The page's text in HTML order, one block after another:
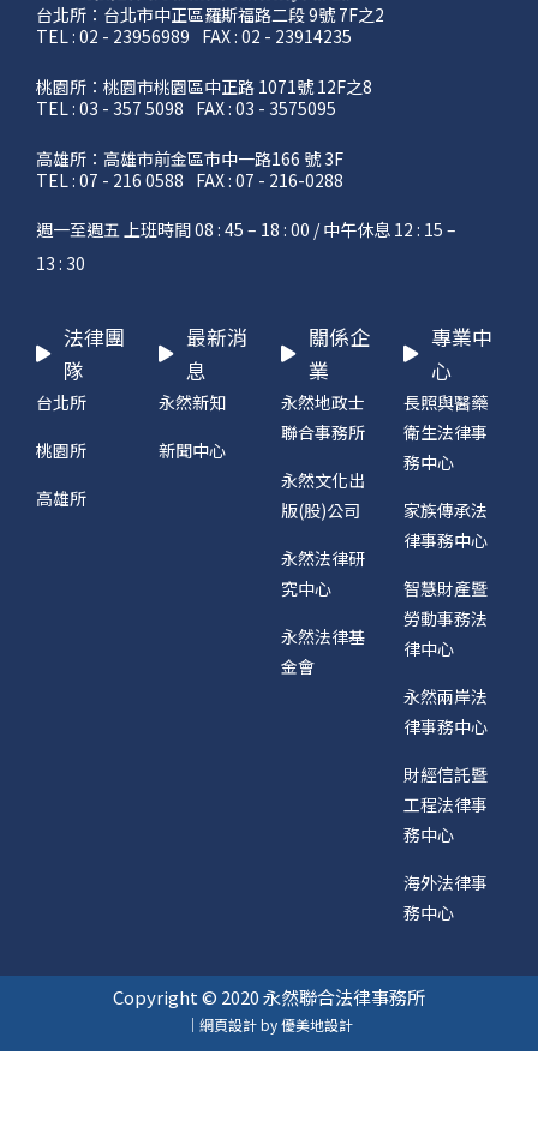
台北所：台北市中正區羅斯福路二段 9號 7F之2
TEL : 02 - 23956989 FAX : 02 - 23914235
桃園所：桃園市桃園區中正路 1071號 12F之8
TEL : 03 - 357 5098 FAX : 03 - 3575095
高雄所：高雄市前金區市中一路166 號 3F
TEL : 07 - 216 0588 FAX : 07 - 216-0288
週一至週五 上班時間 08 : 45 – 18 : 00 / 中午休息 12 : 15 –
13 : 30
法律團
隊
台北所
桃園所
高雄所
最新消
息
永然新知
新聞中心
關係企
業
永然地政士
聯合事務所
永然文化出
版(股)公司
永然法律研
究中心
永然法律基
金會
專業中
心
長照與醫藥
衛生法律事
務中心
家族傳承法
律事務中心
智慧財產暨
勞動事務法
律中心
永然兩岸法
律事務中心
財經信託暨
工程法律事
務中心
海外法律事
務中心
Copyright © 2020 永然聯合法律事務所
｜網頁設計 by 優美地設計